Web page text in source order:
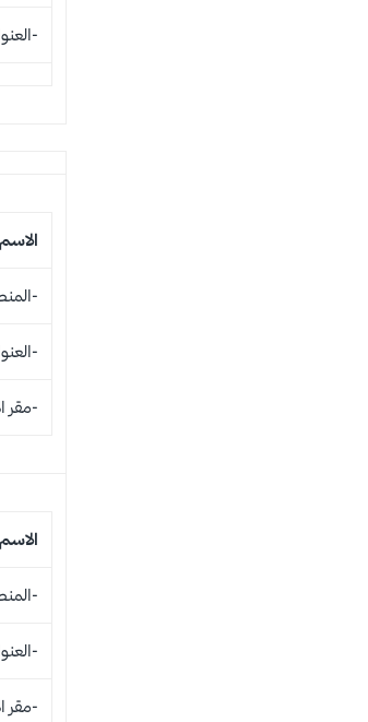
-
-
-
-مقر
-
-
-مقر